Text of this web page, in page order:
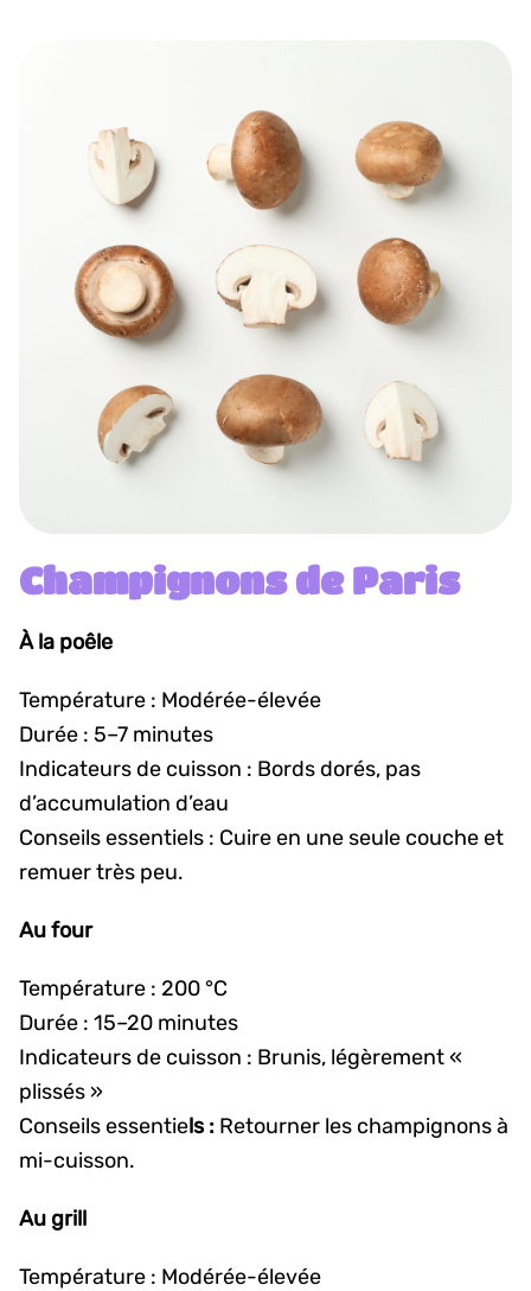
Champignons de Paris
À la poêle
Température : Modérée-élevée
Durée : 5–7 minutes
Indicateurs de cuisson : Bords dorés, pas
d’accumulation d’eau
Conseils essentiels : Cuire en une seule couche et
remuer très peu.
Au four
Température : 200 °C
Durée : 15–20 minutes
Indicateurs de cuisson : Brunis, légèrement «
plissés »
Conseils essentiels : Retourner les champignons à
mi-cuisson.
Au grill
Température : Modérée-élevée